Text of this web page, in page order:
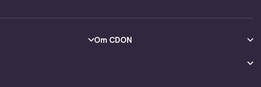
Om CDON